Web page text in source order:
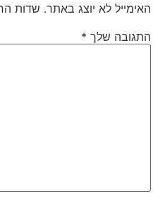
האימייל לא יוצג באתר. שדות
התגובה שלך*